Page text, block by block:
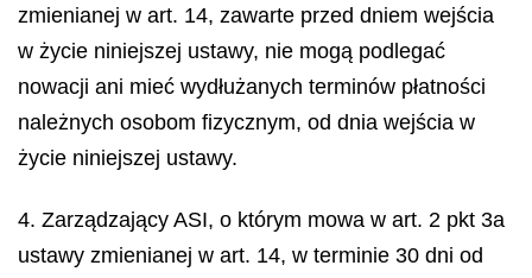
zmienianej w art. 14, zawarte przed dniem wejścia
w życie niniejszej ustawy, nie mogą podlegać
nowacji ani mieć wydłużanych terminów płatności
należnych osobom fizycznym, od dnia wejścia w
życie niniejszej ustawy.
4. Zarządzający ASI, o którym mowa w art. 2 pkt 3a
ustawy zmienianej w art. 14, w terminie 30 dni od